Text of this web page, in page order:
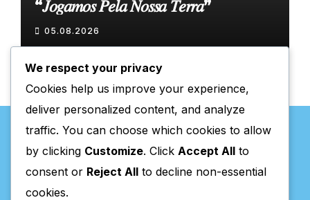
“𝐽𝑜𝑔𝑎𝑚𝑜𝑠 𝑃𝑒𝑙𝑎 𝑁𝑜𝑠𝑠𝑎 𝑇𝑒𝑟𝑟𝑎”
05.08.2026
Valpaços Online
We respect your privacy
Cookies help us improve your experience,
deliver personalized content, and analyze
traffic. You can choose which cookies to allow
by clicking Customize. Click Accept All to
consent or Reject All to decline non-essential
cookies.